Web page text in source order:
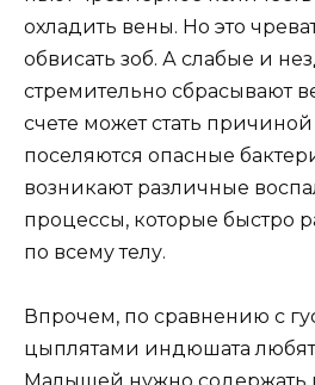
охладить вены. Но это
обвисать зоб. А слабые и
стремительно сбрасывают
счете может стать
поселяются опасные
возникают различные
процессы, которые быстро
по всему телу.
Впрочем, по сравнению с
цыплятами индюшата